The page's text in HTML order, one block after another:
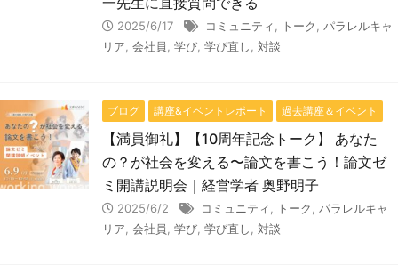
2025/6/17 コミュニティ トーク
パラレルキャ
リア 会社員 学び 学び直し 対談
ブログ 講座&イベントレポート 過去講座＆イベント
【満員御礼】【10周年記念トーク】 あなた
の？が社会を変える〜論文を書こう！論文ゼ
ミ開講説明会｜経営学者 奥野明子
2025/6/2 コミュニティ トーク
パラレルキャ
リア 会社員 学び 学び直し 対談